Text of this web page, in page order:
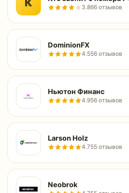
К 3.866 отзывов
DominionFX
4.556 отзывов
Ньютон Финанс
4.956 отзывов
Larson Holz
4.755 отзывов
Neobrok